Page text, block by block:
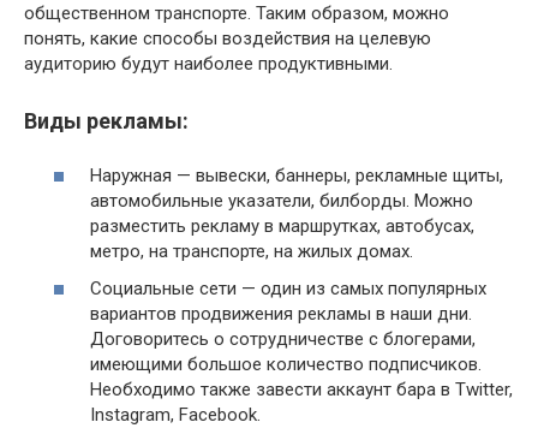
общественном транспорте. Таким образом, можно
понять, какие способы воздействия на целевую
аудиторию будут наиболее продуктивными.
Виды рекламы:
Наружная — вывески, баннеры, рекламные щиты,
автомобильные указатели, билборды. Можно
разместить рекламу в маршрутках, автобусах,
метро, на транспорте, на жилых домах.
Социальные сети — один из самых популярных
вариантов продвижения рекламы в наши дни.
Договоритесь о сотрудничестве с блогерами,
имеющими большое количество подписчиков.
Необходимо также завести аккаунт бара в Twitter,
Instagram, Facebook.